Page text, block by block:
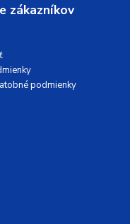
zákazníkov
podmienky